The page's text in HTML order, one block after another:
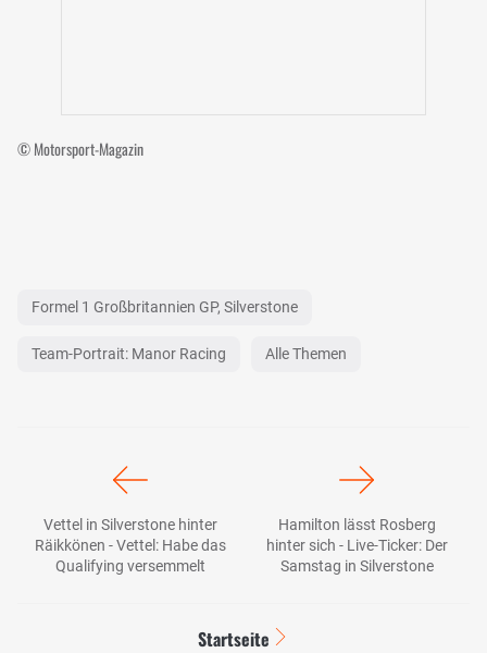
© Motorsport-Magazin
Formel 1 Großbritannien GP, Silverstone
Team-Portrait: Manor Racing Alle Themen
Vettel in Silverstone hinter
Räikkönen - Vettel: Habe das
Qualifying versemmelt
Hamilton lässt Rosberg
hinter sich - Live-Ticker: Der
Samstag in Silverstone
Startseite